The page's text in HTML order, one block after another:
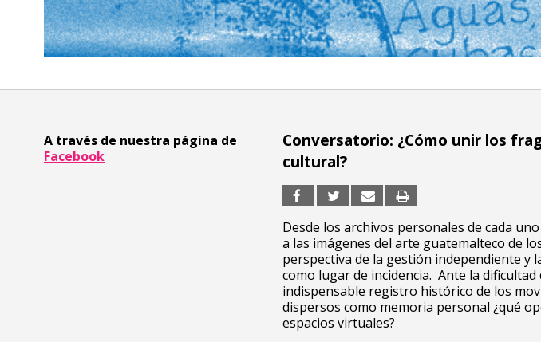
A través de nuestra página de
Facebook
Conversatorio: ¿Cómo unir los
cultural?
Desde los archivos personales de cada
a las imágenes del arte guatemalteco de
perspectiva de la gestión independiente y
como lugar de incidencia. Ante la
indispensable registro histórico de los
dispersos como memoria personal ¿qué
espacios virtuales?